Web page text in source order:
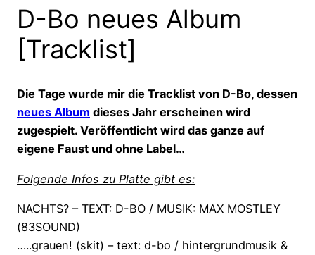
D-Bo neues Album
[Tracklist]
Die Tage wurde mir die Tracklist von D-Bo, dessen
neues Album dieses Jahr erscheinen wird
zugespielt. Veröffentlicht wird das ganze auf
eigene Faust und ohne Label…
Folgende Infos zu Platte gibt es:
NACHTS? – TEXT: D-BO / MUSIK: MAX MOSTLEY
(83SOUND)
…..grauen! (skit) – text: d-bo / hintergrundmusik &